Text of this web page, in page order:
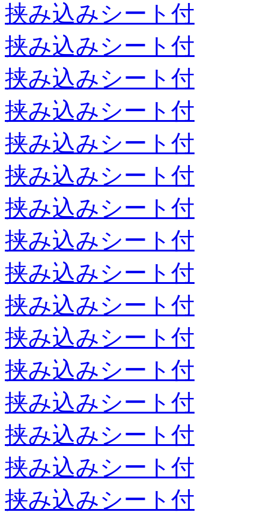
挟み込みシート付
挟み込みシート付
挟み込みシート付
挟み込みシート付
挟み込みシート付
挟み込みシート付
挟み込みシート付
挟み込みシート付
挟み込みシート付
挟み込みシート付
挟み込みシート付
挟み込みシート付
挟み込みシート付
挟み込みシート付
挟み込みシート付
挟み込みシート付